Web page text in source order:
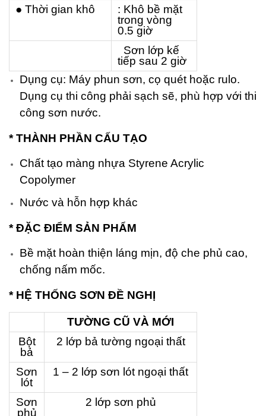
● Thời gian khô
: Khô bề mặt
trong vòng
0.5 giờ
Sơn lớp kế
tiếp sau 2 giờ
Dụng cụ: Máy phun sơn, cọ quét hoặc rulo.
Dụng cụ thi công phải sạch sẽ, phù hợp với thi
công sơn nước.
* THÀNH PHẦN CẤU TẠO
Chất tạo màng nhựa Styrene Acrylic
Copolymer
Nước và hỗn hợp khác
* ĐẶC ĐIỂM SẢN PHẨM
Bề mặt hoàn thiện láng mịn, độ che phủ cao,
chống nấm mốc.
* HỆ THỐNG SƠN ĐỀ NGHỊ
TƯỜNG CŨ VÀ MỚI
Bột
bả
2 lớp bả tường ngoại thất
Sơn
lót
1 – 2 lớp sơn lót ngoại thất
Sơn
phủ
2 lớp sơn phủ